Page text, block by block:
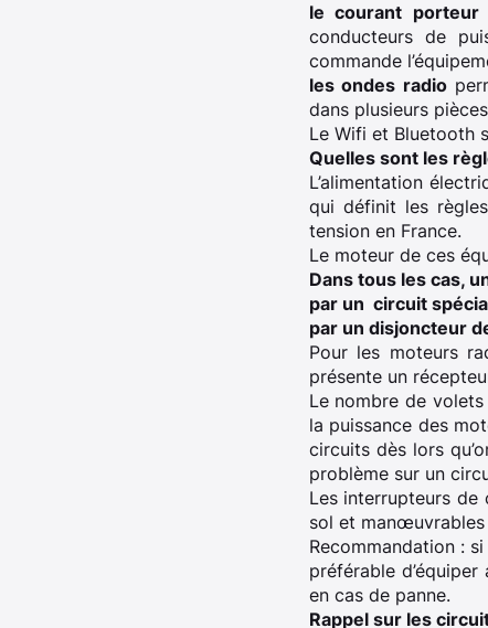
le courant porteur
conducteurs de
commande
les ondes radio
dans plusieurs
Le Wifi et Bluetooth
Quelles sont les
L’alimentation
qui définit les
tension en France.
Le moteur de ces
Dans tous les cas,
par un circuit
par un disjoncteur
Pour les moteurs
présente un
Le nombre de
la puissance des
circuits dès lors
problème sur un
Les interrupteurs
sol et
Recommandation :
préférable
en cas de panne.
Rappel sur les